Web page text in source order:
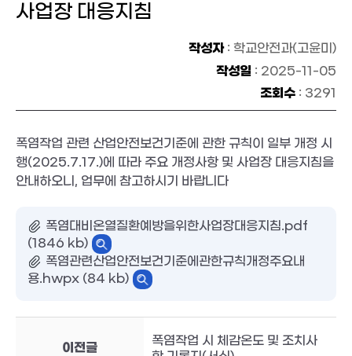
사업장 대응지침
작성자: 학교안전과(고윤미)
작성일 : 2025-11-05
조회수 : 3291
폭염작업 관련 산업안전보건기준에 관한 규칙이 일부 개정 시
행(2025.7.17.)에 따라 주요 개정사항 및 사업장 대응지침을
안내하오니, 업무에 참고하시기 바랍니다
폭염대비온열질환예방을위한사업장대응지침.pdf
(1846 kb)
폭염관련산업안전보건기준에관한규칙개정주요내
용.hwpx (84 kb)
이전글
폭염작업 시 체감온도 및 조치사